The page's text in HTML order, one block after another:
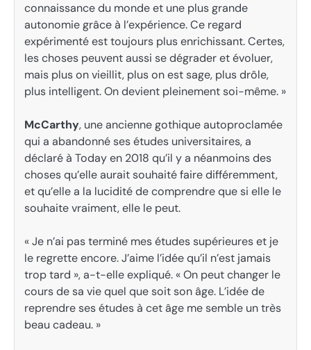
connaissance du monde et une plus grande
autonomie grâce à l’expérience. Ce regard
expérimenté est toujours plus enrichissant. Certes,
les choses peuvent aussi se dégrader et évoluer,
mais plus on vieillit, plus on est sage, plus drôle,
plus intelligent. On devient pleinement soi-même. »
McCarthy, une ancienne gothique autoproclamée
qui a abandonné ses études universitaires, a
déclaré à Today en 2018 qu’il y a néanmoins des
choses qu’elle aurait souhaité faire différemment,
et qu’elle a la lucidité de comprendre que si elle le
souhaite vraiment, elle le peut.
« Je n’ai pas terminé mes études supérieures et je
le regrette encore. J’aime l’idée qu’il n’est jamais
trop tard », a-t-elle expliqué. « On peut changer le
cours de sa vie quel que soit son âge. L’idée de
reprendre ses études à cet âge me semble un très
beau cadeau. »